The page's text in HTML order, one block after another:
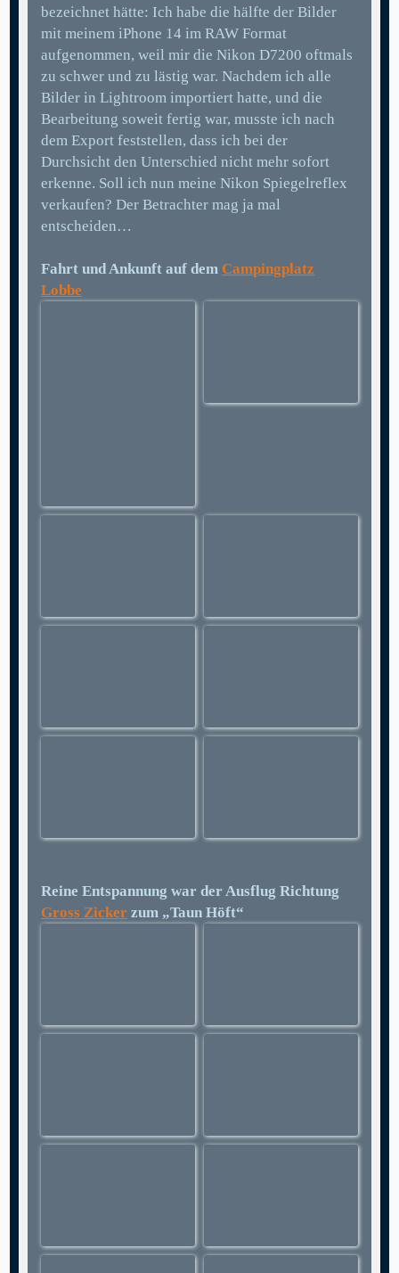
bezeichnet hätte: Ich habe die hälfte der Bilder
mit meinem iPhone 14 im RAW Format
aufgenommen, weil mir die Nikon D7200 oftmals
zu schwer und zu lästig war. Nachdem ich alle
Bilder in Lightroom importiert hatte, und die
Bearbeitung soweit fertig war, musste ich nach
dem Export feststellen, dass ich bei der
Durchsicht den Unterschied nicht mehr sofort
erkenne. Soll ich nun meine Nikon Spiegelreflex
verkaufen? Der Betrachter mag ja mal
entscheiden…
Fahrt und Ankunft auf dem Campingplatz
Lobbe
Reine Entspannung war der Ausflug Richtung
Gross Zicker zum „Taun Höft“